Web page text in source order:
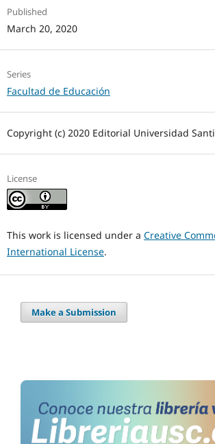
Published
March 20, 2020
Series
Facultad de Educación
Copyright (c) 2020 Editorial Universidad
License
This work is licensed under a Creative
International License.
Make a Submission